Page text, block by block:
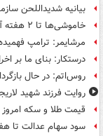
بیانیه شدیداللحن
خاموشی‌ها تا ۲ هفته آینده به حداقل می‌رسد
مرشایمر: ترامپ
درستکار: بنای ما بر
روس‌اتم: در حال
روایت فرزند شهید
قیمت طلا و سکه امروز یکشنبه
سود سهام عدالت تا